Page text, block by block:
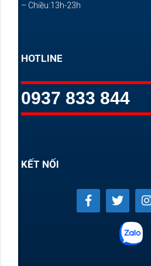
– Chiều:13h-23h
HOTLINE
0937 833 844
KẾT NỐI